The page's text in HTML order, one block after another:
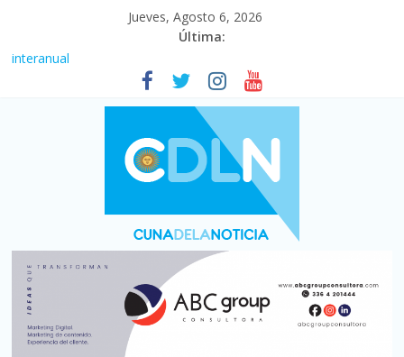
Jueves, Agosto 6, 2026
Última:
Fuerte caída de la venta de autos usados en julio: bajó un 12,6%
Central venció 1 a 0 al River de Coudet en el Monumental
La morosidad alcanzó su nivel más alto en dos décadas y ya
afecta a 400 mil deudores en Santa Fe
Desde que asumió Milei cerraron 41.000 kioscos: el sector
denuncia crisis como en 2001
Vacaciones de invierno con más movimiento y consumo
turístico: 4,6 millones de personas viajaron por el país, un 5,9%